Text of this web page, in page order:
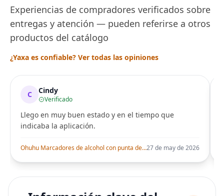
Experiencias de compradores verificados sobre
entregas y atención — pueden referirse a otros
productos del catálogo
¿Yaxa es confiable? Ver todas las opiniones
C Cindy
Verificado
Llego en muy buen estado y en el tiempo que
indicaba la aplicación.
Ohuhu Marcadores de alcohol con punta de pincel – Juego de marcadores artísticos de doble punta con certificación AP para artistas adultos27 de may de 2026